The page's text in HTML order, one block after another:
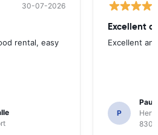
30-07-2026
rental, easy
Excellent
Excellent
P
Paul
8300